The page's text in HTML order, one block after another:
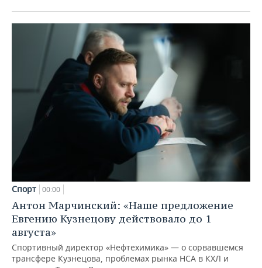
Спорт 00:00
Антон Марчинский: «Наше предложение
Евгению Кузнецову действовало до 1
августа»
Спортивный директор «Нефтехимика» — о сорвавшемся
трансфере Кузнецова, проблемах рынка НСА в КХЛ и